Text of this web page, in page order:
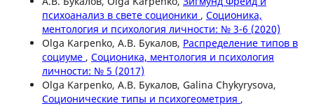
психоанализ в свете соционики , Соционика,
ментология и психология личности: № 3-6 (2020)
Olga Karpenko, А.В. Букалов, Распределение типов в
социуме , Соционика, ментология и психология
личности: № 5 (2017)
Olga Karpenko, А.В. Букалов, Galina Chykyrysova,
Соционические типы и психогеометрия ,